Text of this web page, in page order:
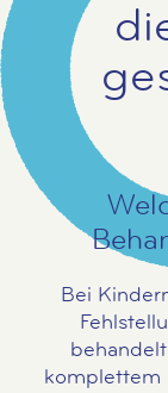
Bei
komplettem